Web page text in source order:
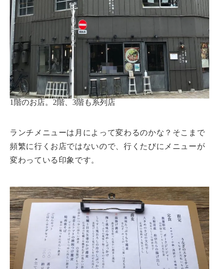
1階のお店。2階、3階も系列店
ランチメニューは月によって変わるのかな？そこまで
頻繁に行くお店ではないので、行くたびにメニューが
変わっている印象です。